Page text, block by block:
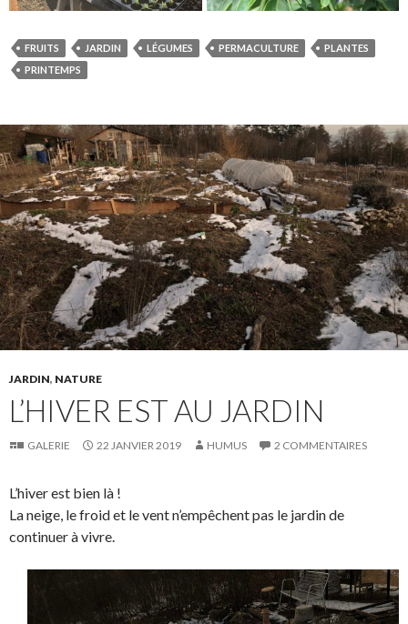
FRUITS JARDIN LÉGUMES PERMACULTURE
PLANTES
PRINTEMPS
JARDIN, NATURE
L’HIVER EST AU JARDIN
GALERIE 22 JANVIER 2019 HUMUS 2 COMMENTAIRES
L’hiver est bien là !
La neige, le froid et le vent n’empêchent pas le jardin de
continuer à vivre.